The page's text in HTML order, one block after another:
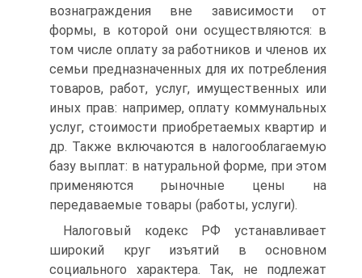
вознаграждения вне зависимости от
формы, в которой они осуществляются: в
том числе оплату за работников и членов их
семьи предназначенных для их потребления
товаров, работ, услуг, имущественных или
иных прав: например, оплату коммунальных
услуг, стоимости приобретаемых квартир и
др. Также включаются в налогооблагаемую
базу выплат: в натуральной форме, при этом
применяются рыночные цены на
передаваемые товары (работы, услуги).
Налоговый кодекс РФ устанавливает
широкий круг изъятий в основном
социального характера. Так, не подлежат